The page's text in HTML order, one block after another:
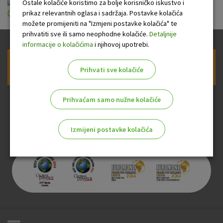
Kamatne stope OTP banke za kredite građana
01.01.2021..pdf
Prijava na newsletter OTP banke
Ostale kolačiće koristimo za bolje korisničko iskustvo i
prikaz relevantnih oglasa i sadržaja. Postavke kolačića
možete promijeniti na "Izmjeni postavke kolačića" te
prihvatiti sve ili samo neophodne kolačiće. Detaljnije
informacije o kolačićima i njihovoj upotrebi.
Prihvati sve kolačiće
Prihvaćam samo nužne kolačiće
Izmijeni postavke kolačića